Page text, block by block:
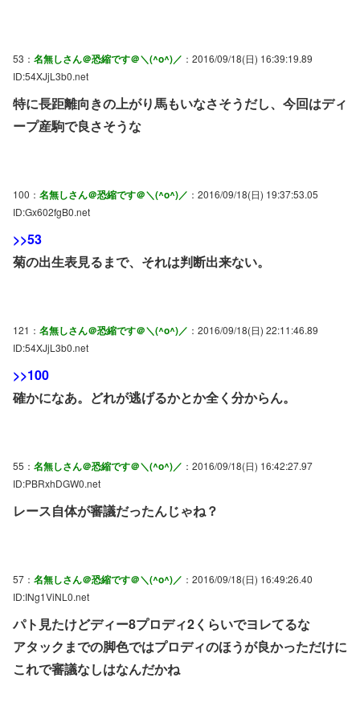
53： 名無しさん＠恐縮です＠＼(^o^)／ ：2016/09/18(日) 16:39:19.89
ID:54XJjL3b0.net
特に長距離向きの上がり馬もいなさそうだし、今回はディ
ープ産駒で良さそうな
100： 名無しさん＠恐縮です＠＼(^o^)／ ：2016/09/18(日) 19:37:53.05
ID:Gx602fgB0.net
>>53
菊の出生表見るまで、それは判断出来ない。
121： 名無しさん＠恐縮です＠＼(^o^)／ ：2016/09/18(日) 22:11:46.89
ID:54XJjL3b0.net
>>100
確かになあ。どれが逃げるかとか全く分からん。
55： 名無しさん＠恐縮です＠＼(^o^)／ ：2016/09/18(日) 16:42:27.97
ID:PBRxhDGW0.net
レース自体が審議だったんじゃね？
57： 名無しさん＠恐縮です＠＼(^o^)／ ：2016/09/18(日) 16:49:26.40
ID:INg1ViNL0.net
パト見たけどディー8プロディ2くらいでヨレてるな
アタックまでの脚色ではプロディのほうが良かっただけに
これで審議なしはなんだかね